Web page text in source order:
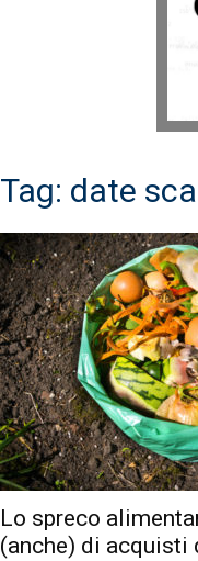
Tag: date
Lo spreco
(anche) di acquisti